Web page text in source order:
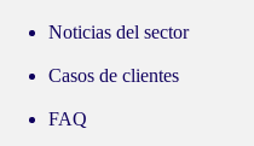
Noticias del sector
Casos de clientes
FAQ